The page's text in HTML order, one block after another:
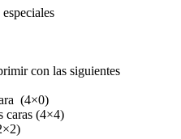
con las siguientes
(4×0)
caras (4×4)